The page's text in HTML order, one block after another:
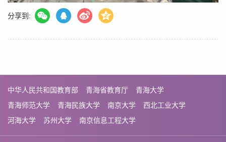
分享到:
中华人民共和国教育部 青海省教育厅
青海大学
青海师范大学
青海民族大学 南京大学
西北工业大学
河海大学
苏州大学 南京信息工程大学